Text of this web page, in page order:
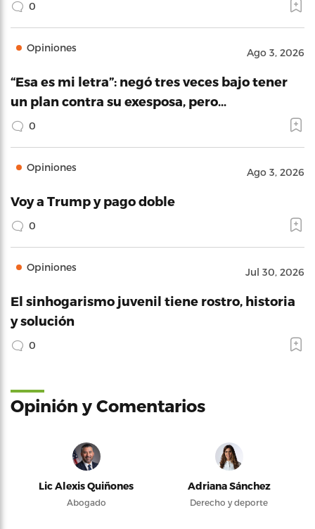
0
Opiniones Ago 3, 2026
“Esa es mi letra”: negó tres veces bajo tener
un plan contra su exesposa, pero…
0
Opiniones Ago 3, 2026
Voy a Trump y pago doble
0
Opiniones Jul 30, 2026
El sinhogarismo juvenil tiene rostro, historia
y solución
0
Opinión y Comentarios
Lic Alexis Quiñones
Abogado
Adriana Sánchez
Derecho y deporte